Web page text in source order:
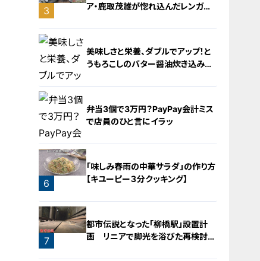
2
3
ア・鹿取茂雄が惚れ込んだレンガの
4
美味しさと栄養、ダブルでアップ！と
うもろこしのバター醤油炊き込みご
5
弁当3個で3万円？PayPay会計ミス
で店員のひと言にイラッ
6
「味しみ春雨の中華サラダ」の作り方
【キユーピー３分クッキング】
7
都市伝説となった「柳橋駅」設置計
画 リニアで脚光を浴びた再検討の